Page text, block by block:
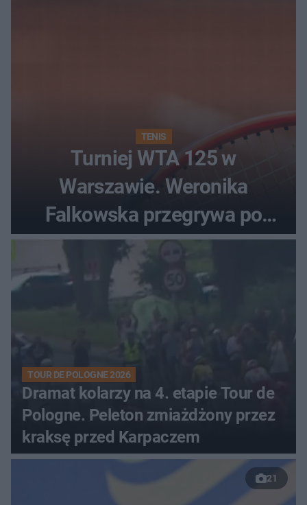
TENIS
Turniej WTA 125 w
Warszawie. Weronika
Falkowska przegrywa po
zaciętym boju
TOUR DE POLOGNE 2026
Dramat kolarzy na 4. etapie Tour de
Pologne. Peleton zmiażdżony przez
kraksę przed Karpaczem
21